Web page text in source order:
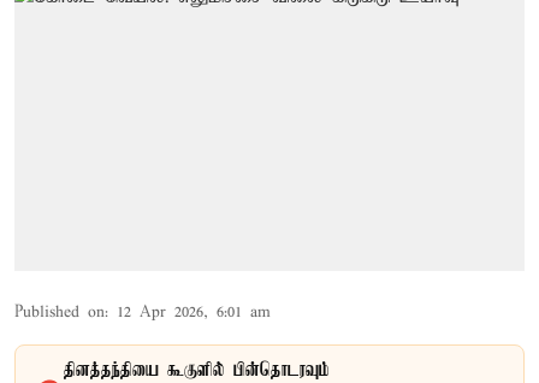
Published on: 12 Apr 2026, 6:01 am
தினத்தந்தியை கூகுளில் பின்தொடரவும்